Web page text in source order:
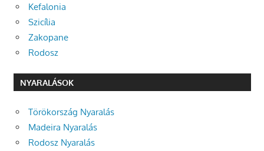
Kefalonia
Szicília
Zakopane
Rodosz
NYARALÁSOK
Törökország Nyaralás
Madeira Nyaralás
Rodosz Nyaralás